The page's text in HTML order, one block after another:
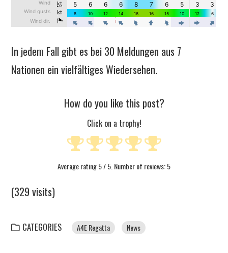
In jedem Fall gibt es bei 30 Meldungen aus 7
Nationen ein vielfältiges Wiedersehen.
How do you like this post?
Click on a trophy!
Average rating5/ 5. Number of reviews:5
(329 visits)
CATEGORIES A4E Regatta News